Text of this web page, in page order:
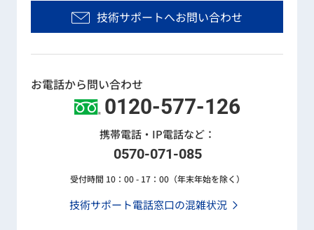
技術サポートへお問い合わせ
お電話から問い合わせ
0120-577-126
携帯電話・IP電話など：
0570-071-085
受付時間 10：00 - 17：00（年末年始を除く）
技術サポート電話窓口の混雑状況